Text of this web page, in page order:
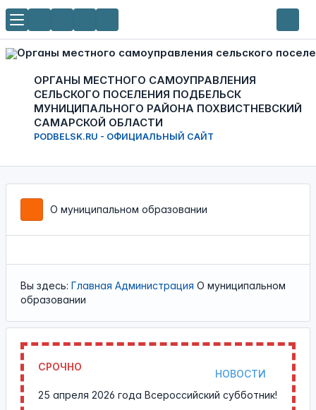
ОРГАНЫ МЕСТНОГО САМОУПРАВЛЕНИЯ
СЕЛЬСКОГО ПОСЕЛЕНИЯ ПОДБЕЛЬСК
МУНИЦИПАЛЬНОГО РАЙОНА ПОХВИСТНЕВСКИЙ
САМАРСКОЙ ОБЛАСТИ
PODBELSK.RU - ОФИЦИАЛЬНЫЙ САЙТ
О муниципальном образовании
Вы здесь: Главная Администрация О муниципальном
образовании
СРОЧНО
НОВОСТИ
25 апреля 2026 года Всероссийский субботник!